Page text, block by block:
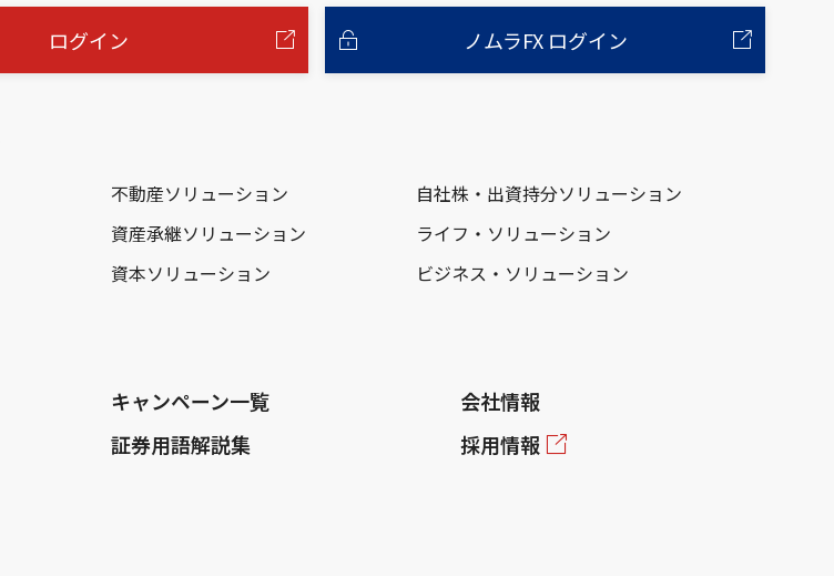
ログイン ノムラFX ログイン
不動産ソリューション
自社株・出資持分ソリューション
資産承継ソリューション
ライフ・ソリューション
資本ソリューション
ビジネス・ソリューション
キャンペーン一覧
証券用語解説集
会社情報
採用情報